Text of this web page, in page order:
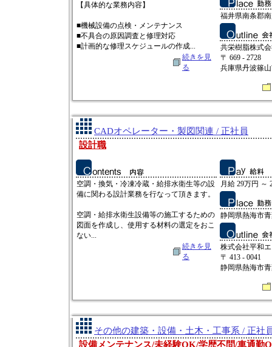
【具体的な業務内容】
■機械設備の点検・メンテナンス
■不具合の原因調査と修理対応
■計画的な修理スケジュールの作成...
続きを見
る
福井県南条郡
共栄樹脂株式
〒 669 - 2728
兵庫県丹波篠
CADオペレーター・製図関連 / 正社員
設計職
空調・換気・冷凍冷蔵・給排水衛生等の設
備に関わる設計業務を行なって頂きます。
空調・給排水衛生設備等の施工するための
図面を作成し、使用する材料の選定をおこ
ない...
続きを見
る
月給 29万円 ～
静岡県熱海市
株式会社平和
〒 413 - 0041
静岡県熱海市
その他の建築・設備・土木・工事系 / 正社
設備メンテナンス/未経験OK/学歴不問/車通勤